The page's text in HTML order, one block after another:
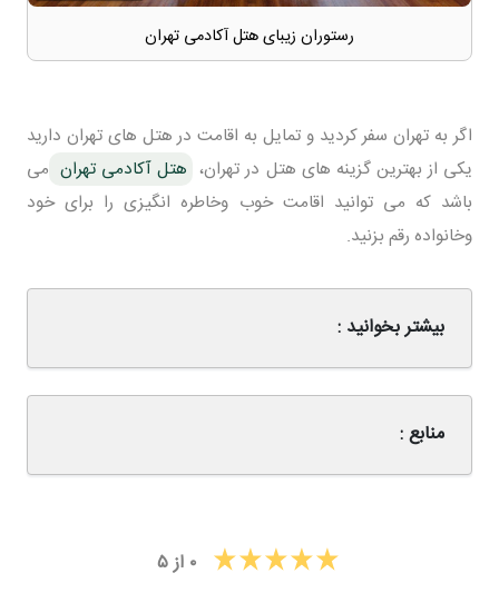
رستوران زیبای هتل آکادمی تهران
اگر به تهران سفر کردید و تمایل به اقامت در هتل های تهران دارید
یکی از بهترین گزینه های هتل در تهران، هتل آکادمی تهران می
باشد که می توانید اقامت خوب وخاطره انگیزی را برای خود
وخانواده رقم بزنید.
بیشتر بخوانید :
منابع :
۰ از۵